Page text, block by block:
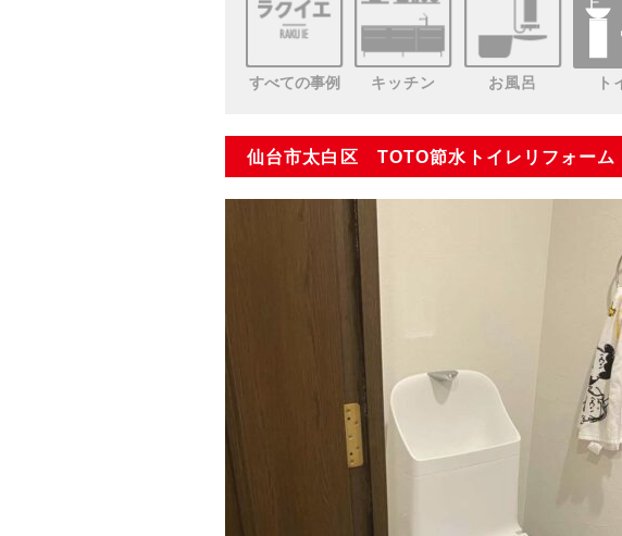
すべての事例 キッチン お風呂 ト
仙台市太白区 TOTO節水トイレリフォーム